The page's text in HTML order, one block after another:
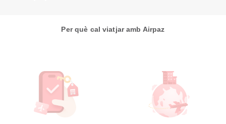
Per què cal viatjar amb Airpaz